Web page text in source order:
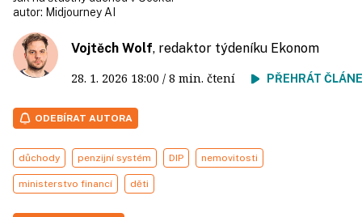
autor: Midjourney AI
Vojtěch Wolf, redaktor týdeníku Ekonom
28. 1. 2026 18:00 / 8 min. čtení PŘEHRÁT
ODEBÍRAT AUTORA
důchody penzijní systém DIP nemovitosti
ministerstvo financí děti